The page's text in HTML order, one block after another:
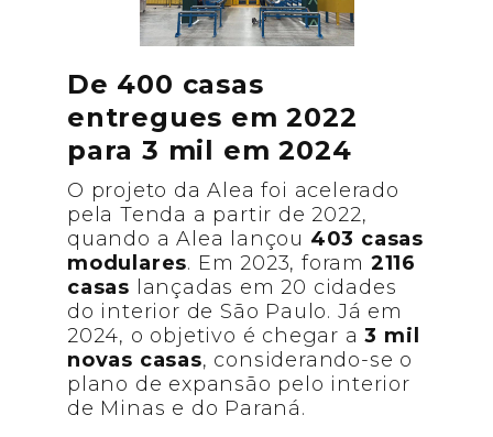
De 400 casas
entregues em 2022
para 3 mil em 2024
O projeto da Alea foi acelerado
pela Tenda a partir de 2022,
quando a Alea lançou 403 casas
modulares. Em 2023, foram 2116
casas lançadas em 20 cidades
do interior de São Paulo. Já em
2024, o objetivo é chegar a3 mil
novas casas, considerando-se o
plano de expansão pelo interior
de Minas e do Paraná.